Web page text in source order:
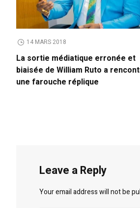
14 MARS 2018
La sortie médiatique erronée et
biaisée de William Ruto a
une farouche réplique
Leave a Reply
Your email address will not be